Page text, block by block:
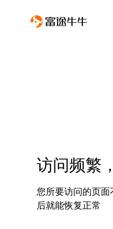
访问频繁
您所要访问的页
后就能恢复正常